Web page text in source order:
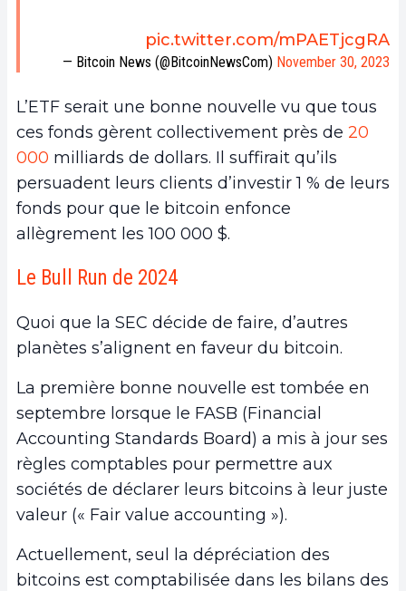
pic.twitter.com/mPAETjcgRA
— Bitcoin News (@BitcoinNewsCom) November 30, 2023
L’ETF serait une bonne nouvelle vu que tous
ces fonds gèrent collectivement près de 20
000 milliards de dollars. Il suffirait qu’ils
persuadent leurs clients d’investir 1 % de leurs
fonds pour que le bitcoin enfonce
allègrement les 100 000 $.
Le Bull Run de 2024
Quoi que la SEC décide de faire, d’autres
planètes s’alignent en faveur du bitcoin.
La première bonne nouvelle est tombée en
septembre lorsque le FASB (Financial
Accounting Standards Board) a mis à jour ses
règles comptables pour permettre aux
sociétés de déclarer leurs bitcoins à leur juste
valeur (« Fair value accounting »).
Actuellement, seul la dépréciation des
bitcoins est comptabilisée dans les bilans des